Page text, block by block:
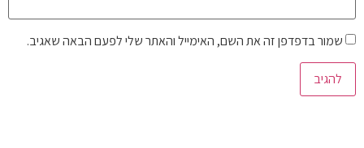
שמור בדפדפן זה את השם, האימייל והאתר שלי לפעם הבאה שאגיב.